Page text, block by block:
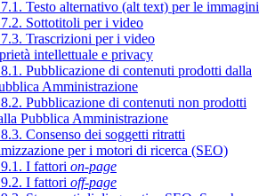
Testo alternativo (alt text) per le immagini
Sottotitoli per i video
Trascrizioni per i video
intellettuale e privacy
Pubblicazione di contenuti prodotti dalla
Amministrazione
Pubblicazione di contenuti non prodotti
Pubblica Amministrazione
Consenso dei soggetti ritratti
per i motori di ricerca (SEO)
I fattori on-page
I fattori off-page